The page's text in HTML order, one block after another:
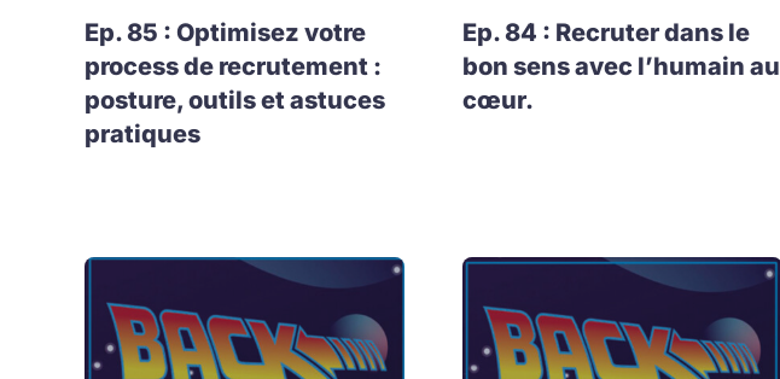
Ep. 85 : Optimisez votre
process de recrutement :
posture, outils et astuces
pratiques
Ep. 84 : Recruter dans le
bon sens avec l’humain au
cœur.